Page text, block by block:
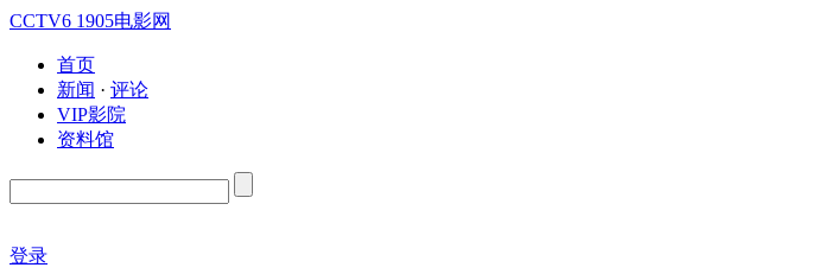
CCTV6 1905电影网
首页
新闻 · 评论
VIP影院
资料馆
登录